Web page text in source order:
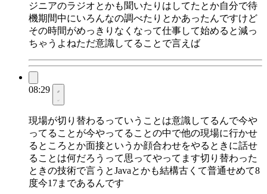
ジニアのラジオとかも聞いたりはしてたとか自分で待
機期間中にいろんなの調べたりとかあったんですけど
その時間がめっきりなくなって仕事して始めると減っ
ちゃうよねただ意識してることで言えば
08:29
現場が切り替わるっていうことは意識してるんで今や
ってることが今やってることの中で他の現場に行かせ
るところとか面接というか顔合わせをやるときに話せ
ることは何だろうって思ってやってます切り替わった
ときの技術で言うとJavaとかも結構古くて普通せめて8
度今17まであるんです